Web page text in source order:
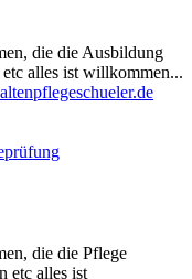
die die Ausbildung
alles ist willkommen...
die die Pflege
etc alles ist